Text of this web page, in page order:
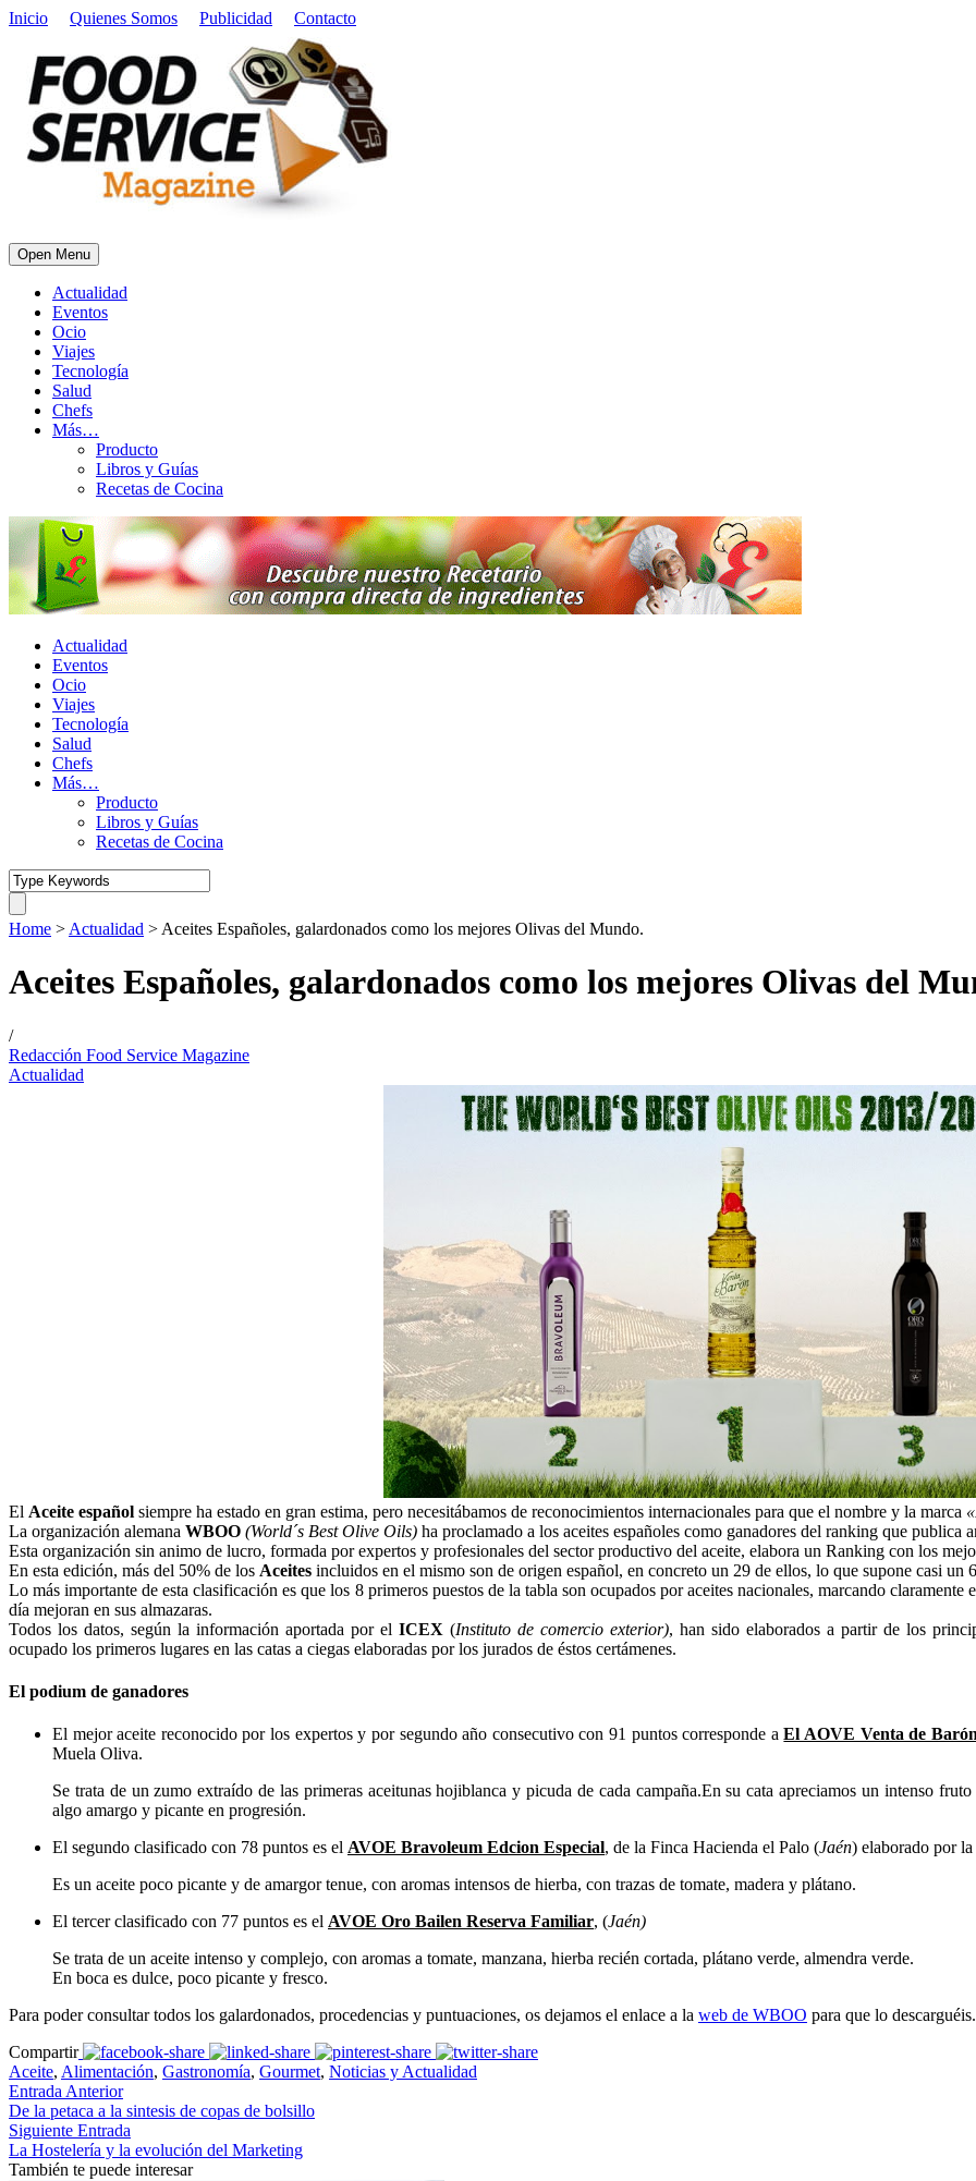
Inicio Quienes Somos Publicidad Contacto
Open Menu
Actualidad
Eventos
Ocio
Viajes
Tecnología
Salud
Chefs
Más…
Producto
Libros y Guías
Recetas de Cocina
Actualidad
Eventos
Ocio
Viajes
Tecnología
Salud
Chefs
Más…
Producto
Libros y Guías
Recetas de Cocina
Home > Actualidad > Aceites Españoles, galardonados como los mejores Olivas del Mundo.
Aceites Españoles, galardonados como los mejores Olivas del
/
Redacción Food Service Magazine
Actualidad
El Aceite español siempre ha estado en gran estima, pero necesitábamos de reconocimientos internacionales para que el nombre y la marca
La organización alemana WBOO (World´s Best Olive Oils) ha proclamado a los aceites españoles como ganadores del ranking que publica
Esta organización sin animo de lucro, formada por expertos y profesionales del sector productivo del aceite, elabora un Ranking con los
En esta edición, más del 50% de los Aceites incluidos en el mismo son de origen español, en concreto un 29 de ellos, lo que supone casi
Lo más importante de esta clasificación es que los 8 primeros puestos de la tabla son ocupados por aceites nacionales, marcando
día mejoran en sus almazaras.
Todos los datos, según la información aportada por el ICEX (Instituto de comercio exterior), han sido elaborados a partir de los
ocupado los primeros lugares en las catas a ciegas elaboradas por los jurados de éstos certámenes.
El podium de ganadores
El mejor aceite reconocido por los expertos y por segundo año consecutivo con 91 puntos corresponde aEl AOVE Venta de
Muela Oliva.
Se trata de un zumo extraído de las primeras aceitunas hojiblanca y picuda de cada campaña.En su cata apreciamos un intenso
algo amargo y picante en progresión.
El segundo clasificado con 78 puntos es el AVOE Bravoleum Edcion Especial, de la Finca Hacienda el Palo (Jaén) elaborado por
Es un aceite poco picante y de amargor tenue, con aromas intensos de hierba, con trazas de tomate, madera y plátano.
El tercer clasificado con 77 puntos es el AVOE Oro Bailen Reserva Familiar, (Jaén)
Se trata de un aceite intenso y complejo, con aromas a tomate, manzana, hierba recién cortada, plátano verde, almendra verde.
En boca es dulce, poco picante y fresco.
Para poder consultar todos los galardonados, procedencias y puntuaciones, os dejamos el enlace a la web de WBOO para que lo descarguéis.
Compartir
Aceite, Alimentación, Gastronomía, Gourmet, Noticias y Actualidad
Entrada Anterior
De la petaca a la sintesis de copas de bolsillo
Siguiente Entrada
La Hostelería y la evolución del Marketing
También te puede interesar